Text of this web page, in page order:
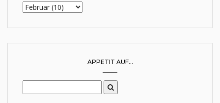
APPETIT AUF...